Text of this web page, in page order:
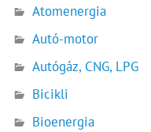
Atomenergia
Autó-motor
Autógáz, CNG, LPG
Bicikli
Bioenergia